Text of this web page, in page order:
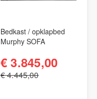
Bedkast / opklapbed
Murphy SOFA
€ 3.845,00
€ 4.445,00